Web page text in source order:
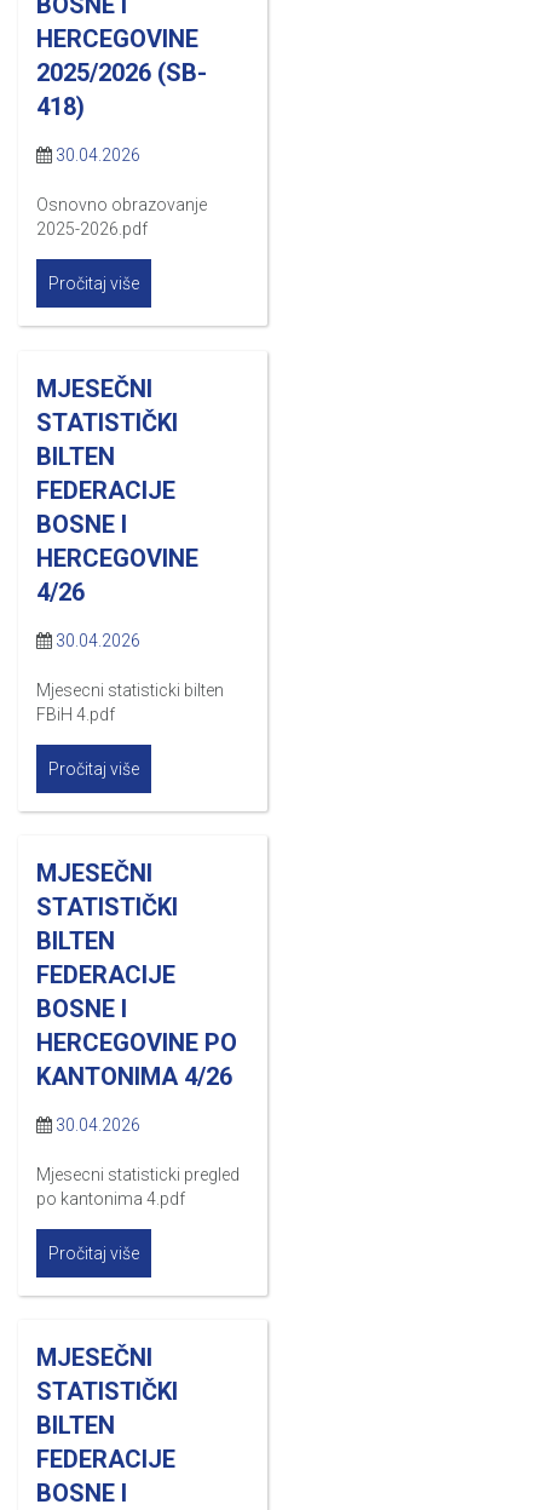
HERCEGOVINE
2025/2026 (SB-
418)
30.04.2026
Osnovno obrazovanje
2025-2026.pdf
Pročitaj više
MJESEČNI
STATISTIČKI
BILTEN
FEDERACIJE
BOSNE I
HERCEGOVINE
4/26
30.04.2026
Mjesecni statisticki bilten
FBiH 4.pdf
Pročitaj više
MJESEČNI
STATISTIČKI
BILTEN
FEDERACIJE
BOSNE I
HERCEGOVINE PO
KANTONIMA 4/26
30.04.2026
Mjesecni statisticki pregled
po kantonima 4.pdf
Pročitaj više
MJESEČNI
STATISTIČKI
BILTEN
FEDERACIJE
BOSNE I